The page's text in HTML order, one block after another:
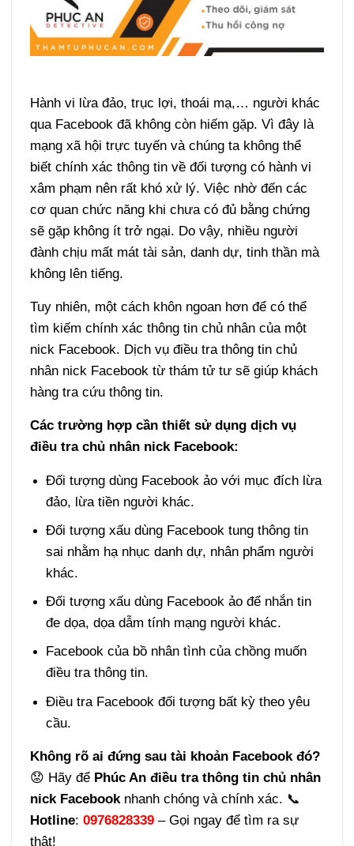
Hành vi lừa đảo, trục lợi, thoái mạ,… người khác
qua Facebook đã không còn hiếm gặp. Vì đây là
mạng xã hội trực tuyến và chúng ta không thể
biết chính xác thông tin về đối tượng có hành vi
xâm phạm nên rất khó xử lý. Việc nhờ đến các
cơ quan chức năng khi chưa có đủ bằng chứng
sẽ gặp không ít trở ngại. Do vậy, nhiều người
đành chịu mất mát tài sản, danh dự, tinh thần mà
không lên tiếng.
Tuy nhiên, một cách khôn ngoan hơn để có thể
tìm kiếm chính xác thông tin chủ nhân của một
nick Facebook. Dịch vụ điều tra thông tin chủ
nhân nick Facebook từ thám tử tư sẽ giúp khách
hàng tra cứu thông tin.
Các trường hợp cần thiết sử dụng dịch vụ
điều tra chủ nhân nick Facebook:
Đối tượng dùng Facebook ảo với mục đích lừa
đảo, lừa tiền người khác.
Đối tượng xấu dùng Facebook tung thông tin
sai nhằm hạ nhục danh dự, nhân phẩm người
khác.
Đối tượng xấu dùng Facebook ảo để nhắn tin
đe dọa, dọa dẫm tính mạng người khác.
Facebook của bồ nhân tình của chồng muốn
điều tra thông tin.
Điều tra Facebook đối tượng bất kỳ theo yêu
cầu.
Không rõ ai đứng sau tài khoản Facebook đó?
😟 Hãy để Phúc An điều tra thông tin chủ nhân
nick Facebooknhanh chóng và chính xác. 📞
Hotline:0976828339 – Gọi ngay để tìm ra sự
thật!